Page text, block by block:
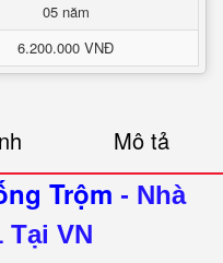
05 năm
6.200.000 VNĐ
Mô tả
Trộm - Nhà
Tại VN